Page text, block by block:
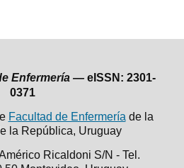
Enfermería — eISSN: 2301-
0371
Facultad de Enfermería de la
la República, Uruguay
Ricaldoni S/N - Tel.